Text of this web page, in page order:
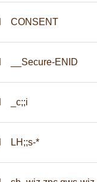
CONSENT
__Secure-ENID
_c;;i
LH;;s-*